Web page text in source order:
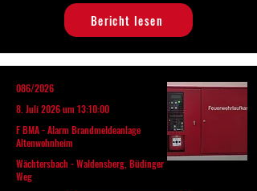
Bericht lesen
086/2026
8. Juli 2026 um 13:10:00
F BMA - Alarm Brandmeldeanlage
Altenwohnheim
Wächtersbach - Waldensberg, Büdinger
Weg